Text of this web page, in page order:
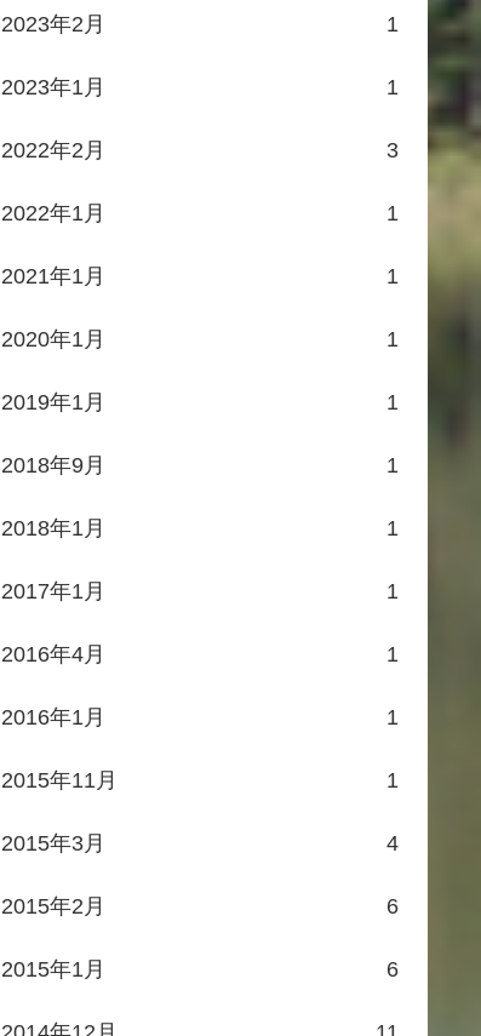
2023年2月 1
2023年1月 1
2022年2月 3
2022年1月 1
2021年1月 1
2020年1月 1
2019年1月 1
2018年9月 1
2018年1月 1
2017年1月 1
2016年4月 1
2016年1月 1
2015年11月 1
2015年3月 4
2015年2月 6
2015年1月 6